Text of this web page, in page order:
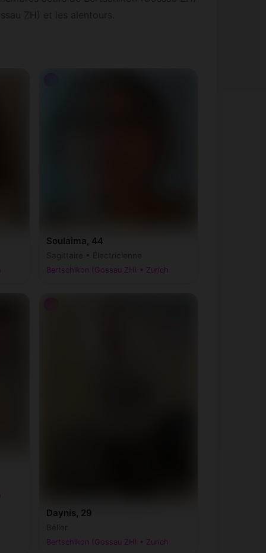
Soulaima, 44
Bertschikon (Gossau ZH) • Zurich
Daynis, 29
Bertschikon (Gossau ZH) • Zurich